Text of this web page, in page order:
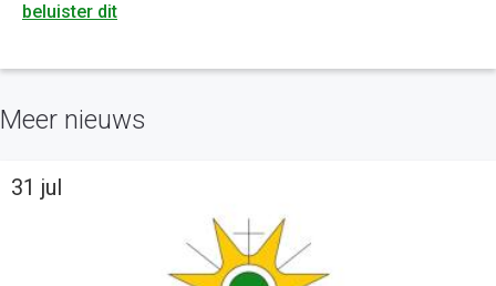
beluister dit
Meer nieuws
31 jul